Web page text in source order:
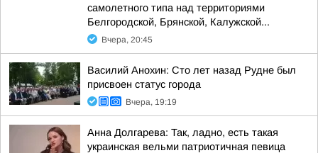
самолетного типа над территориями
Белгородской, Брянской, Калужской...
Вчера, 20:45
Василий Анохин: Сто лет назад Рудне был
присвоен статус города
Вчера, 19:19
Анна Долгарева: Так, ладно, есть такая
украинская вельми патриотичная певица